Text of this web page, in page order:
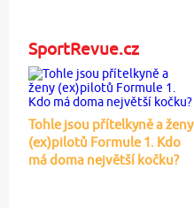
SportRevue.cz
Tohle jsou přítelkyně a ženy
(ex)pilotů Formule 1. Kdo
má doma největší kočku?